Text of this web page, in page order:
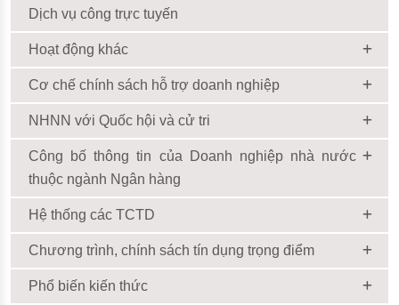
Dịch vụ công trực tuyến
Hoạt động khác
Cơ chế chính sách hỗ trợ doanh nghiệp
NHNN với Quốc hội và cử tri
Công bố thông tin của Doanh nghiệp nhà nước
thuộc ngành Ngân hàng
Hệ thống các TCTD
Chương trình, chính sách tín dụng trọng điểm
Phổ biến kiến thức